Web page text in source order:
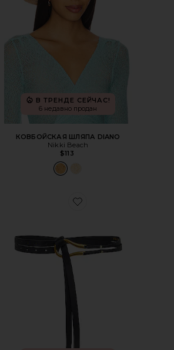
В ТРЕНДЕ СЕЙЧАС!
6 недавно продан
КОВБОЙСКАЯ ШЛЯПА DIANO
Nikki Beach
$113
Favorite ПОЯС LOOP